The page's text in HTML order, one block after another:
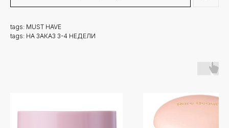
tags: MUST HAVE
tags: НА ЗАКАЗ 3-4 НЕДЕЛИ